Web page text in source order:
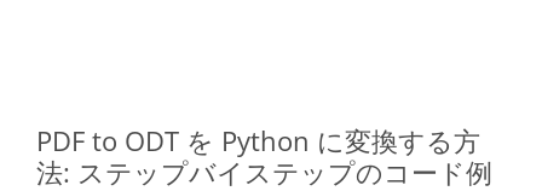
PDF to ODT を Python に変換する方
法: ステップバイステップのコード例